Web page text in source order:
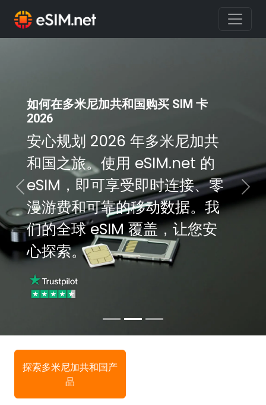
如何在多米尼加共和国购买 SIM 卡
2026
安心规划 2026 年多米尼加共
和国之旅。使用 eSIM.net 的
eSIM，即可享受即时连接、零
漫游费和可靠的移动数据。我
们的全球 eSIM 覆盖，让您安
心探索。
Previous Next
探索多米尼加共和国产
品